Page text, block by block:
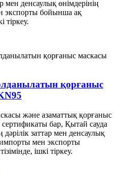
мен денсаулық өнімдерінің
экспорты бойынша ақ
тіркеу.
қорғаныс
және азаматтық қорғаныс
бар, Қытай сауда
заттар мен денсаулық
импорты мен экспорты
ішкі тіркеу.